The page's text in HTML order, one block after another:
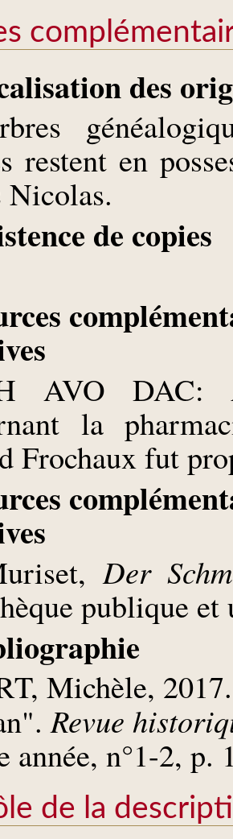
des
restent en
Nicolas.
de copies
AVO DAC:
la
Frochaux fut
Der
publique
Michèle,
Revue
année, n°1-2,
de la